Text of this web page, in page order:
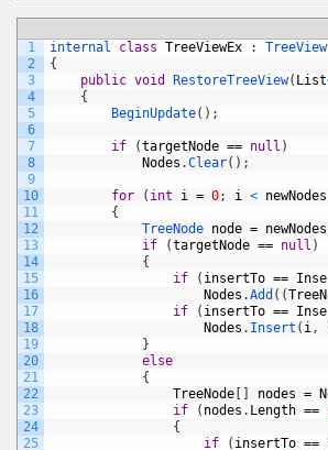
1
2
3
4
5
6
7
8
9
10
11
12
13
14
15
16
17
18
19
20
21
22
23
24
25
internal class TreeViewEx :
TreeView
{
public void RestoreTreeView( List
{
BeginUpdate( ) ;
if (targetNode == null )
Nodes .Clear( ) ;
for ( int i = 0; i < newNodes
{
TreeNode node = newNodes
if
(targetNode == null )
{
if
( insertTo ==
Nodes .Add ( (
if
( insertTo ==
Nodes . Insert ( i,
}
else
{
TreeNode
nodes =
if
( nodes . Length ==
{
if
( insertTo ==